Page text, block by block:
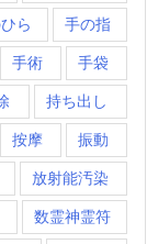
ら 手の指
手術 手袋
持ち出し
按摩 振動
放射能汚染
数霊神霊符